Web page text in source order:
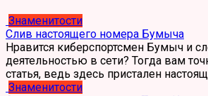
Знаменитости
Слив настоящего номера Бумыча
Нравится киберспортсмен Бумыч и
деятельностью в сети? Тогда вам
статья, ведь здесь пристален
Знаменитости